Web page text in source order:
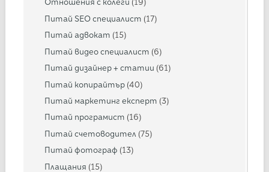
Отношения с колеги (19)
Питай SEO специалист (17)
Питай адвокат (15)
Питай видео специалист (6)
Питай дизайнер + статии (61)
Питай копирайтър (40)
Питай маркетинг експерт (3)
Питай програмист (16)
Питай счетоводител (75)
Питай фотограф (13)
Плащания (15)